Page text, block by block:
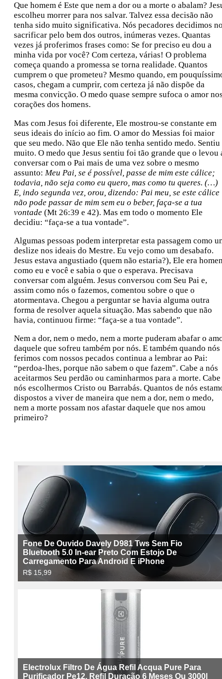
Que homem é Este que nem a dor ou a morte o abalam?
escolheu morrer para nos salvar. Talvez essa decisão não
tenha sido muito significativa. Nós pecadores decidimos
sacrificar pelo bem dos outros, inúmeras vezes. Quantas
vezes já proferimos frases como: Se for preciso eu dou a
minha vida por você? Com certeza, várias! O problema
começa quando a promessa se torna realidade. Quantos
cumprem o que prometeu? Mesmo quando, em
casos, chegam a cumprir, com certeza já não dispõe da
mesma convicção. O medo quase sempre sufoca o amor
corações dos homens.
Mas com Jesus foi diferente, Ele mostrou-se constante em
seus ideais do início ao fim. O amor do Messias foi maior
que seu medo. Não que Ele não tenha sentido medo. Sentiu
muito. O medo que Jesus sentiu foi tão grande que o levou
conversar com o Pai mais de uma vez sobre o mesmo
assunto: Meu Pai, se é possível, passe de mim este cálice;
todavia, não seja como eu quero, mas como tu queres. (…)
E, indo segunda vez, orou, dizendo: Pai meu, se este cálice
não pode passar de mim sem eu o beber, faça-se a tua
vontade (Mt 26:39 e 42). Mas em todo o momento Ele
decidiu: “faça-se a tua vontade”.
Algumas pessoas podem interpretar esta passagem como
deslize nos ideais do Mestre. Eu vejo como um desabafo.
Jesus estava angustiado (quem não estaria?), Ele era
como eu e você e sabia o que o esperava. Precisava
conversar com alguém. Jesus conversou com Seu Pai e,
assim como nós o fazemos, comentou sobre o que o
atormentava. Chegou a perguntar se havia alguma outra
forma de resolver aquela situação. Mas sabendo que não
havia, continuou firme: “faça-se a tua vontade”.
Nem a dor, nem o medo, nem a morte puderam abafar o
daquele que sofreu também por nós. E também quando nós
ferimos com nossos pecados continua a lembrar ao Pai:
“perdoa-lhes, porque não sabem o que fazem”. Cabe a nós
aceitarmos Seu perdão ou caminharmos para a morte. Cabe
nós escolhermos Cristo ou Barrabás. Quantos de nós
dispostos a viver de maneira que nem a dor, nem o medo,
nem a morte possam nos afastar daquele que nos amou
primeiro?